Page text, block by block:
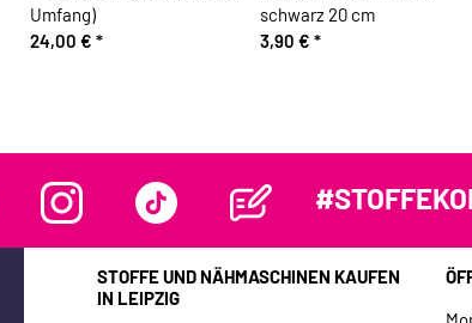
Umfang)
24,00 € *
schwarz 20 cm
3,90 € *
STOFFE UND NÄHMASCHINEN KAUFEN
IN LEIPZIG